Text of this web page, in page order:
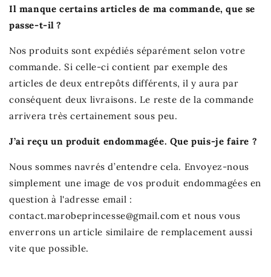
Il manque certains articles de ma commande, que se
passe-t-il ?
Nos produits sont expédiés séparément selon votre
commande. Si celle-ci contient par exemple des
articles de deux entrepôts différents, il y aura par
conséquent deux livraisons. Le reste de la commande
arrivera très certainement sous peu.
J’ai reçu un produit endommagée. Que puis-je faire ?
Nous sommes navrés d’entendre cela. Envoyez-nous
simplement une image de vos produit endommagées en
question à l'adresse email :
contact.marobeprincesse@gmail.com et nous vous
enverrons un article similaire de remplacement aussi
vite que possible.